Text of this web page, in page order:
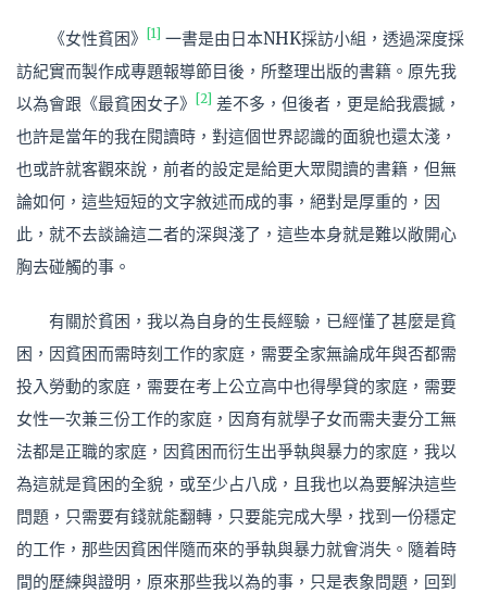
《女性貧困》 [1] 一書是由日本NHK採訪小組，透過深度採
訪紀實而製作成專題報導節目後，所整理出版的書籍。原先我
以為會跟《最貧困女子》
[2] 差不多，但後者，更是給我震撼，
也許是當年的我在閱讀時，對這個世界認識的面貌也還太淺，
也或許就客觀來說，前者的設定是給更大眾閱讀的書籍，但無
論如何，這些短短的文字敘述而成的事，絕對是厚重的，因
此，就不去談論這二者的深與淺了，這些本身就是難以敞開心
胸去碰觸的事。
有關於貧困，我以為自身的生長經驗，已經懂了甚麼是貧
困，因貧困而需時刻工作的家庭，需要全家無論成年與否都需
投入勞動的家庭，需要在考上公立高中也得學貸的家庭，需要
女性一次兼三份工作的家庭，因育有就學子女而需夫妻分工無
法都是正職的家庭，因貧困而衍生出爭執與暴力的家庭，我以
為這就是貧困的全貌，或至少占八成，且我也以為要解決這些
問題，只需要有錢就能翻轉，只要能完成大學，找到一份穩定
的工作，那些因貧困伴隨而來的爭執與暴力就會消失。隨着時
間的歷練與證明，原來那些我以為的事，只是表象問題，回到